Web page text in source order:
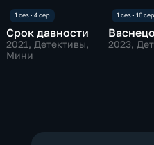
Срок давности
2021, Детективы,
Мини
2023,